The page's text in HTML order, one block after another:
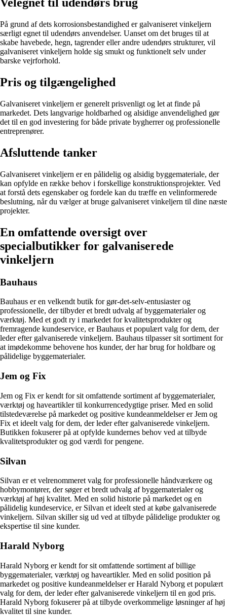
Velegnet til udendørs brug
På grund af dets korrosionsbestandighed er galvaniseret vinkeljern
særligt egnet til udendørs anvendelser. Uanset om det bruges til at
skabe havebede, hegn, tagrender eller andre udendørs strukturer, vil
galvaniseret vinkeljern holde sig smukt og funktionelt selv under
barske vejrforhold.
Pris og tilgængelighed
Galvaniseret vinkeljern er generelt prisvenligt og let at finde på
markedet. Dets langvarige holdbarhed og alsidige anvendelighed gør
det til en god investering for både private bygherrer og professionelle
entreprenører.
Afsluttende tanker
Galvaniseret vinkeljern er en pålidelig og alsidig byggemateriale, der
kan opfylde en række behov i forskellige konstruktionsprojekter. Ved
at forstå dets egenskaber og fordele kan du træffe en velinformerede
beslutning, når du vælger at bruge galvaniseret vinkeljern til dine næste
projekter.
En omfattende oversigt over
specialbutikker for galvaniserede
vinkeljern
Bauhaus
Bauhaus er en velkendt butik for gør-det-selv-entusiaster og
professionelle, der tilbyder et bredt udvalg af byggematerialer og
værktøj. Med et godt ry i markedet for kvalitetsprodukter og
fremragende kundeservice, er Bauhaus et populært valg for dem, der
leder efter galvaniserede vinkeljern. Bauhaus tilpasser sit sortiment for
at imødekomme behovene hos kunder, der har brug for holdbare og
pålidelige byggematerialer.
Jem og Fix
Jem og Fix er kendt for sit omfattende sortiment af byggematerialer,
værktøj og haveartikler til konkurrencedygtige priser. Med en solid
tilstedeværelse på markedet og positive kundeanmeldelser er Jem og
Fix et ideelt valg for dem, der leder efter galvaniserede vinkeljern.
Butikken fokuserer på at opfylde kundernes behov ved at tilbyde
kvalitetsprodukter og god værdi for pengene.
Silvan
Silvan er et velrenommeret valg for professionelle håndværkere og
hobbymontører, der søger et bredt udvalg af byggematerialer og
værktøj af høj kvalitet. Med en solid historie på markedet og en
pålidelig kundeservice, er Silvan et ideelt sted at købe galvaniserede
vinkeljern. Silvan skiller sig ud ved at tilbyde pålidelige produkter og
ekspertise til sine kunder.
Harald Nyborg
Harald Nyborg er kendt for sit omfattende sortiment af billige
byggematerialer, værktøj og haveartikler. Med en solid position på
markedet og positive kundeanmeldelser er Harald Nyborg et populært
valg for dem, der leder efter galvaniserede vinkeljern til en god pris.
Harald Nyborg fokuserer på at tilbyde overkommelige løsninger af høj
kvalitet til sine kunder.